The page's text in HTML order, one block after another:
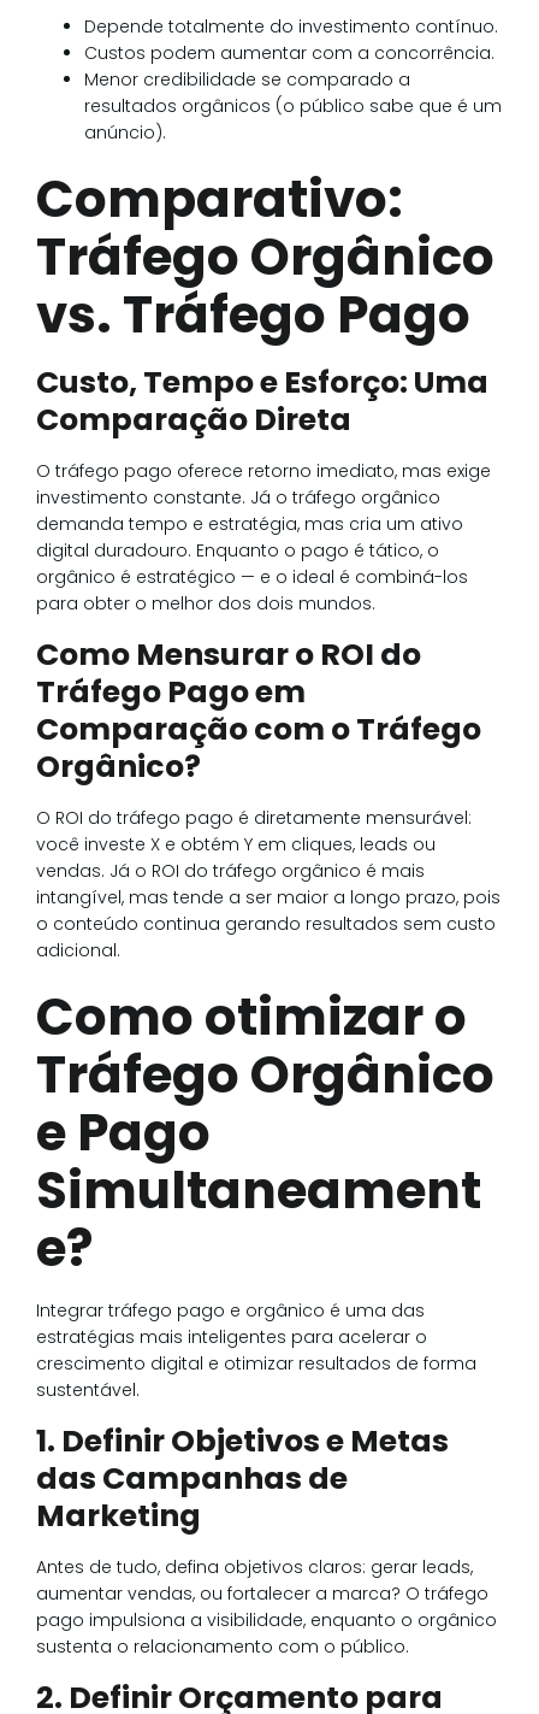
Depende totalmente do investimento contínuo.
Custos podem aumentar com a concorrência.
Menor credibilidade se comparado a
resultados orgânicos (o público sabe que é um
anúncio).
Comparativo:
Tráfego Orgânico
vs. Tráfego Pago
Custo, Tempo e Esforço: Uma
Comparação Direta
O tráfego pago oferece retorno imediato, mas exige
investimento constante. Já o tráfego orgânico
demanda tempo e estratégia, mas cria um ativo
digital duradouro. Enquanto o pago é tático, o
orgânico é estratégico — e o ideal é combiná-los
para obter o melhor dos dois mundos.
Como Mensurar o ROI do
Tráfego Pago em
Comparação com o Tráfego
Orgânico?
O ROI do tráfego pago é diretamente mensurável:
você investe X e obtém Y em cliques, leads ou
vendas. Já o ROI do tráfego orgânico é mais
intangível, mas tende a ser maior a longo prazo, pois
o conteúdo continua gerando resultados sem custo
adicional.
Como otimizar o
Tráfego Orgânico
e Pago
Simultaneament
e?
Integrar tráfego pago e orgânico é uma das
estratégias mais inteligentes para acelerar o
crescimento digital e otimizar resultados de forma
sustentável.
1. Definir Objetivos e Metas
das Campanhas de
Marketing
Antes de tudo, defina objetivos claros: gerar leads,
aumentar vendas, ou fortalecer a marca? O tráfego
pago impulsiona a visibilidade, enquanto o orgânico
sustenta o relacionamento com o público.
2. Definir Orçamento para